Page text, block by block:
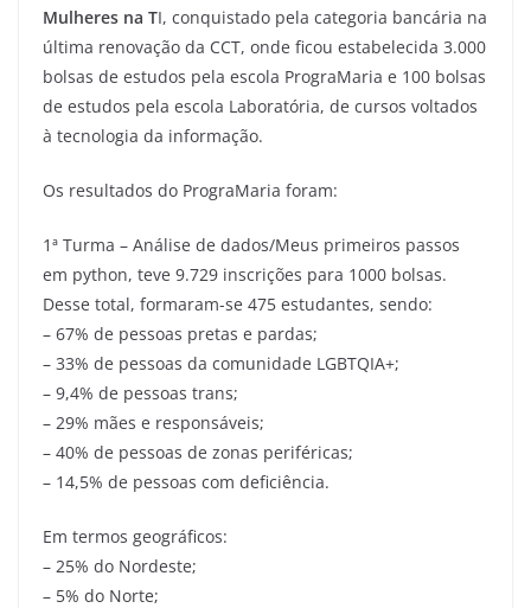
Mulheres na TI, conquistado pela categoria bancária na
última renovação da CCT, onde ficou estabelecida 3.000
bolsas de estudos pela escola PrograMaria e 100 bolsas
de estudos pela escola Laboratória, de cursos voltados
à tecnologia da informação.
Os resultados do PrograMaria foram:
1ª Turma – Análise de dados/Meus primeiros passos
em python, teve 9.729 inscrições para 1000 bolsas.
Desse total, formaram-se 475 estudantes, sendo:
– 67% de pessoas pretas e pardas;
– 33% de pessoas da comunidade LGBTQIA+;
– 9,4% de pessoas trans;
– 29% mães e responsáveis;
– 40% de pessoas de zonas periféricas;
– 14,5% de pessoas com deficiência.
Em termos geográficos:
– 25% do Nordeste;
– 5% do Norte;